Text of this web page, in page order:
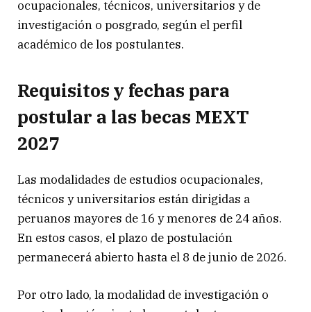
ocupacionales, técnicos, universitarios y de
investigación o posgrado, según el perfil
académico de los postulantes.
Requisitos y fechas para
postular a las becas MEXT
2027
Las modalidades de estudios ocupacionales,
técnicos y universitarios están dirigidas a
peruanos mayores de 16 y menores de 24 años.
En estos casos, el plazo de postulación
permanecerá abierto hasta el 8 de junio de 2026.
Por otro lado, la modalidad de investigación o